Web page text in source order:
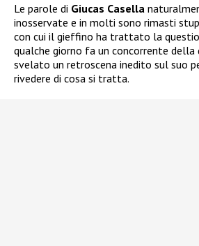
Le parole di Giucas Casella
inosservate e in molti sono rimasti
con cui il gieffino ha trattato la
qualche giorno fa un concorrente della
svelato un retroscena inedito sul suo
rivedere di cosa si tratta.